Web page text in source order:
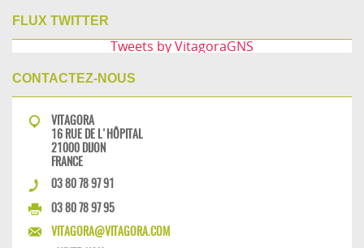
FLUX TWITTER
Tweets by VitagoraGNS
CONTACTEZ-NOUS
VITAGORA
16 RUE DE L'HÔPITAL
21000 DIJON
FRANCE
03 80 78 97 91
03 80 78 97 95
VITAGORA@VITAGORA.COM